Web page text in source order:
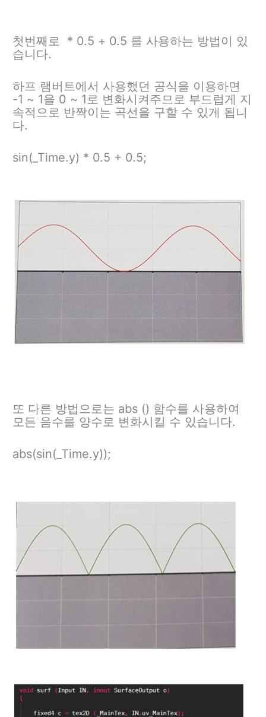
첫번째로 * 0.5 + 0.5 를 사용하는 방법이 있
습니다.
하프 램버트에서 사용했던 공식을 이용하면
-1 ~ 1을 0 ~ 1로 변화시켜주므로 부드럽게 지
속적으로 반짝이는 곡선을 구할 수 있게 됩니
다.
sin(_Time.y) * 0.5 + 0.5;
또 다른 방법으로는 abs () 함수를 사용하여
모든 음수를 양수로 변화시킬 수 있습니다.
abs(sin(_Time.y));